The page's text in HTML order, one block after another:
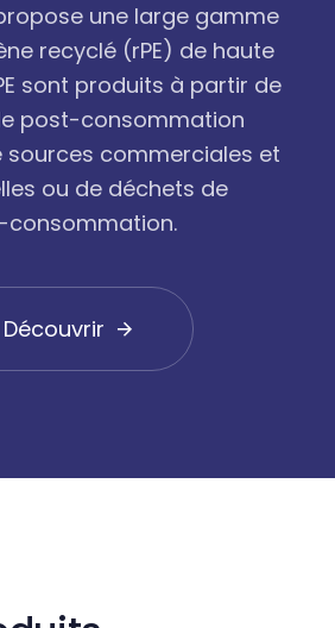
une large gamme
recyclé (rPE) de haute
sont produits à partir de
post-consommation
sources commerciales et
ou de déchets de
consommation.
Découvrir